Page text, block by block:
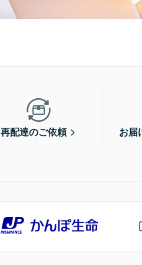
再配達のご依頼 お届